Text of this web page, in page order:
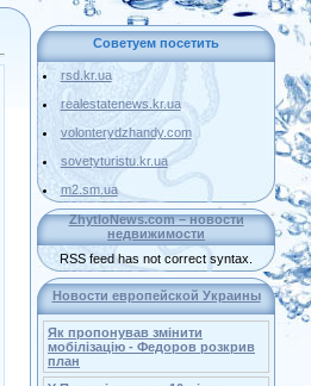
Советуем посетить
rsd.kr.ua
realestatenews.kr.ua
volonterydzhandy.com
sovetyturistu.kr.ua
m2.sm.ua
ZhytloNews.com – новости
недвижимости
RSS feed has not correct syntax.
Новости европейской Украины
Як пропонував змінити
мобілізацію - Федоров розкрив
план